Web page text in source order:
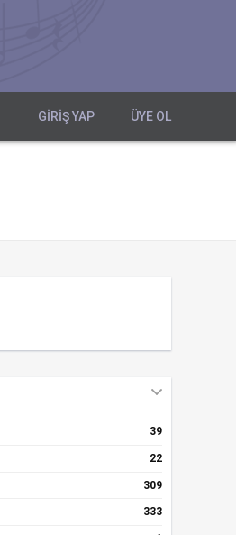
GIRIŞ YAP ÜYE OL
39
22
309
333